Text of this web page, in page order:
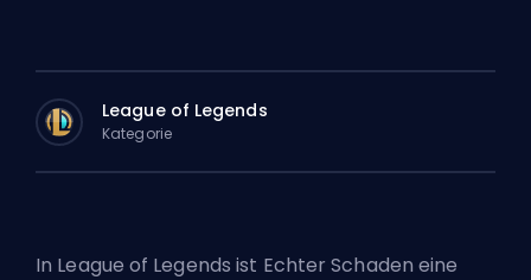
League of Legends
Kategorie
In League of Legends ist Echter Schaden eine